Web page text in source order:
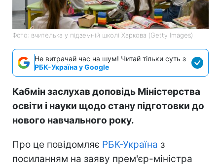
Фото: вчителька у підземній школі Харкова (Getty Images)
Не витрачай час на шум! Читай тільки суть з
РБК-Україна у Google
Кабмін заслухав доповідь Міністерства
освіти і науки щодо стану підготовки до
нового навчального року.
Про це повідомляє РБК-Україна з
посиланням на заяву прем'єр-міністра